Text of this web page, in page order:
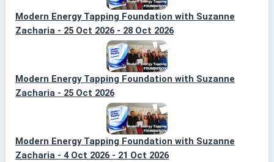
Modern Energy Tapping Foundation with Suzanne
Zacharia - 25 Oct 2026 - 28 Oct 2026
Modern Energy Tapping Foundation with Suzanne
Zacharia - 25 Oct 2026
Modern Energy Tapping Foundation with Suzanne
Zacharia - 4 Oct 2026 - 21 Oct 2026